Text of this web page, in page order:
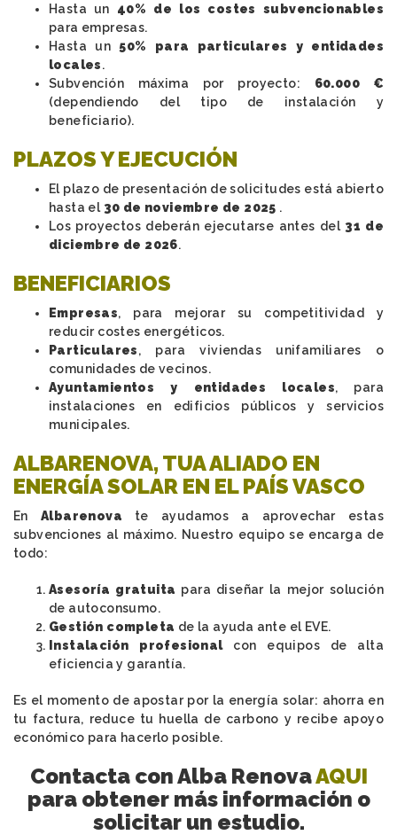
Hasta un 40% de los costes subvencionables
para empresas.
Hasta un 50% para particulares y entidades
locales.
Subvención máxima por proyecto: 60.000 €
(dependiendo del tipo de instalación y
beneficiario).
PLAZOS Y EJECUCIÓN
El plazo de presentación de solicitudes está abierto
hasta el 30 de noviembre de 2025 .
Los proyectos deberán ejecutarse antes del 31 de
diciembre de 2026.
BENEFICIARIOS
Empresas, para mejorar su competitividad y
reducir costes energéticos.
Particulares, para viviendas unifamiliares o
comunidades de vecinos.
Ayuntamientos y entidades locales, para
instalaciones en edificios públicos y servicios
municipales.
ALBARENOVA, TUA ALIADO EN
ENERGÍA SOLAR EN EL PAÍS VASCO
En Albarenova te ayudamos a aprovechar estas
subvenciones al máximo. Nuestro equipo se encarga de
todo:
Asesoría gratuita para diseñar la mejor solución
de autoconsumo.
Gestión completa de la ayuda ante el EVE.
Instalación profesionalcon equipos de alta
eficiencia y garantía.
Es el momento de apostar por la energía solar: ahorra en
tu factura, reduce tu huella de carbono y recibe apoyo
económico para hacerlo posible.
Contacta con Alba RenovaAQUI
para obtener más información o
solicitar un estudio.